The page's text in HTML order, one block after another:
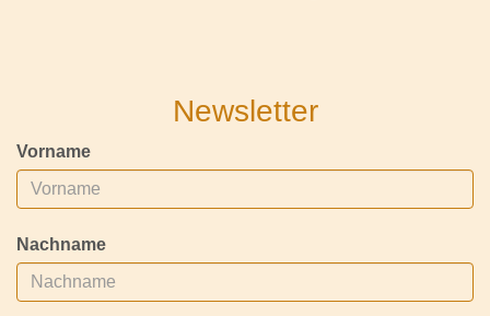
Newsletter
Vorname
Nachname